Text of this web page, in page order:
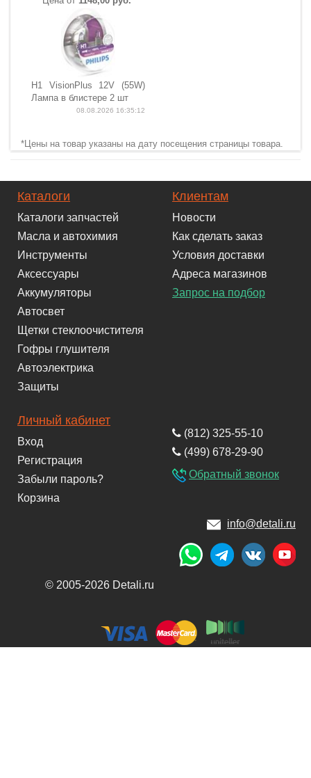
H1 VisionPlus 12V (55W)
Лампа в блистере 2 шт
08.08.2026 16:35:12
*Цены на товар указаны на дату посещения страницы товара.
Каталоги
Каталоги запчастей
Масла и автохимия
Инструменты
Аксессуары
Аккумуляторы
Автосвет
Щетки стеклоочистителя
Гофры глушителя
Автоэлектрика
Защиты
Клиентам
Новости
Как сделать заказ
Условия доставки
Адреса магазинов
Запрос на подбор
Личный кабинет
Вход
Регистрация
Забыли пароль?
Корзина
(812) 325-55-10
(499) 678-29-90
Обратный звонок
info@detali.ru
© 2005-2026 Detali.ru